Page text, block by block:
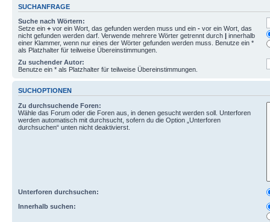
SUCHANFRAGE
Suche nach Wörtern:
Setze ein + vor ein Wort, das gefunden werden muss und ein - vor ein Wort, das
nicht gefunden werden darf. Verwende mehrere Wörter getrennt durch | innerhalb
einer Klammer, wenn nur eines der Wörter gefunden werden muss. Benutze ein *
als Platzhalter für teilweise Übereinstimmungen.
Zu suchender Autor:
Benutze ein * als Platzhalter für teilweise Übereinstimmungen.
SUCHOPTIONEN
Zu durchsuchende Foren:
Wähle das Forum oder die Foren aus, in denen gesucht werden soll. Unterforen
werden automatisch mit durchsucht, sofern du die Option „Unterforen
durchsuchen“ unten nicht deaktivierst.
Unterforen durchsuchen:
Innerhalb suchen: